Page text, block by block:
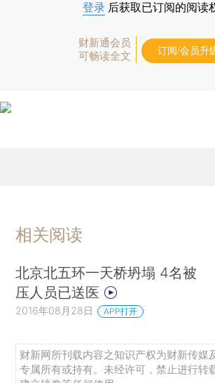
登录 后获取已订阅的阅读
财新通会员
可畅读全文
订阅/会员升
相关阅读
北京北五环一天桥坍塌 4名被
压人员已送医
2016年08月28日 APP打开
财新网所刊载内容之知识产权为财新传媒
专属所有或持有。未经许可，禁止进行转